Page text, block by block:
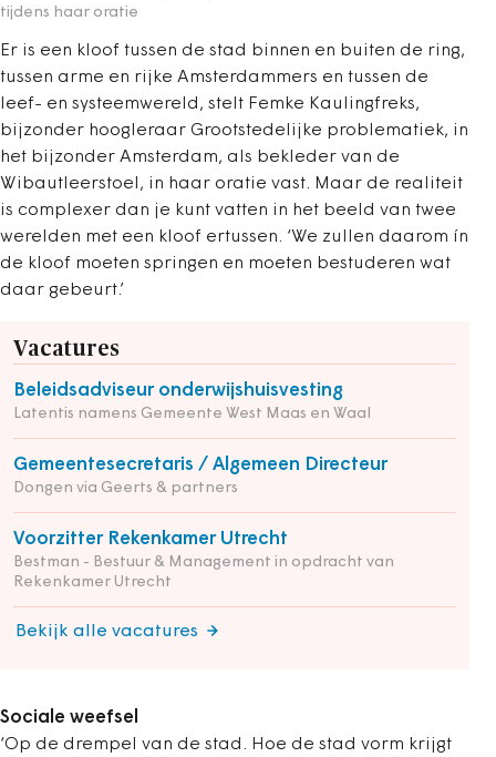
tijdens haar oratie
Er is een kloof tussen de stad binnen en buiten de ring,
tussen arme en rijke Amsterdammers en tussen de
leef- en systeemwereld, stelt Femke Kaulingfreks,
bijzonder hoogleraar Grootstedelijke problematiek, in
het bijzonder Amsterdam, als bekleder van de
Wibautleerstoel, in haar oratie vast. Maar de realiteit
is complexer dan je kunt vatten in het beeld van twee
werelden met een kloof ertussen. ‘We zullen daarom ín
de kloof moeten springen en moeten bestuderen wat
daar gebeurt.’
Vacatures
Beleidsadviseur onderwijshuisvesting
Latentis namens Gemeente West Maas en Waal
Gemeentesecretaris / Algemeen Directeur
Dongen via Geerts & partners
Voorzitter Rekenkamer Utrecht
Bestman - Bestuur & Management in opdracht van
Rekenkamer Utrecht
Bekijk alle vacatures
Sociale weefsel
‘Op de drempel van de stad. Hoe de stad vorm krijgt